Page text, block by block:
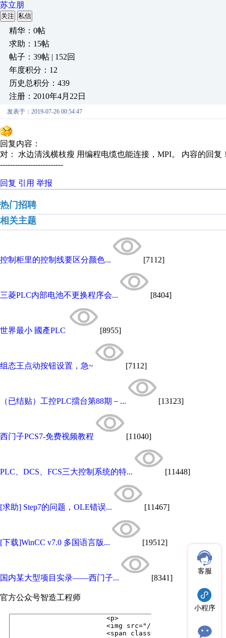
苏立朋
关注 私信
精华：0帖
求助：15帖
帖子：39帖 | 152回
年度积分：12
历史总积分：439
注册：2010年4月22日
发表于：2019-07-26 00:54:47
回复内容：
对： 水边清浅横枝瘦 用编程电缆也能连接，MPI。 内容的回复
-------------------------
回复 引用 举报
热门招聘
相关主题
控制柜里的控制线要区分颜色... [7112]
三菱PLC内部电池不更换程序会... [8404]
世界最小 國產PLC [8955]
组态王点动按钮设置，急~ [7112]
（已结贴）工控PLC擂台第88期－... [13123]
西门子PCS7-免费视频教程 [11040]
PLC、DCS、FCS三大控制系统的特... [11448]
[求助] Step7的问题，OLE错误... [11467]
[下载]WinCC v7.0 多国语言版... [19512]
国内某大型项目实录——西门子... [8341]
官方公众号智造工程师
客服
小程序